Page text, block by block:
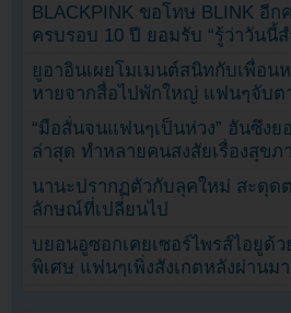
BLACKPINK ขอโทษ BLINK อีก
ครบรอบ 10 ปี ยอมรับ “รู้ว่าวันนี้
ยูอาอินเผยโมเมนต์สนิทกับเพื่อน
หายจากสื่อไปพักใหญ่ แฟนๆจับต
“มือสั่นจนแฟนๆเป็นห่วง” ฮันซึงย
ล่าสุด ทำหลายคนสงสัยเรื่องสุขภ
นานะปรากฏตัวกับลุคใหม่ สะดุด
ลักษณ์ที่เปลี่ยนไป
บยอนอูซอกเคยเซอร์ไพรส์ไอยูด้ว
พิเศษ แฟนๆเพิ่งสังเกตหลังผ่านม